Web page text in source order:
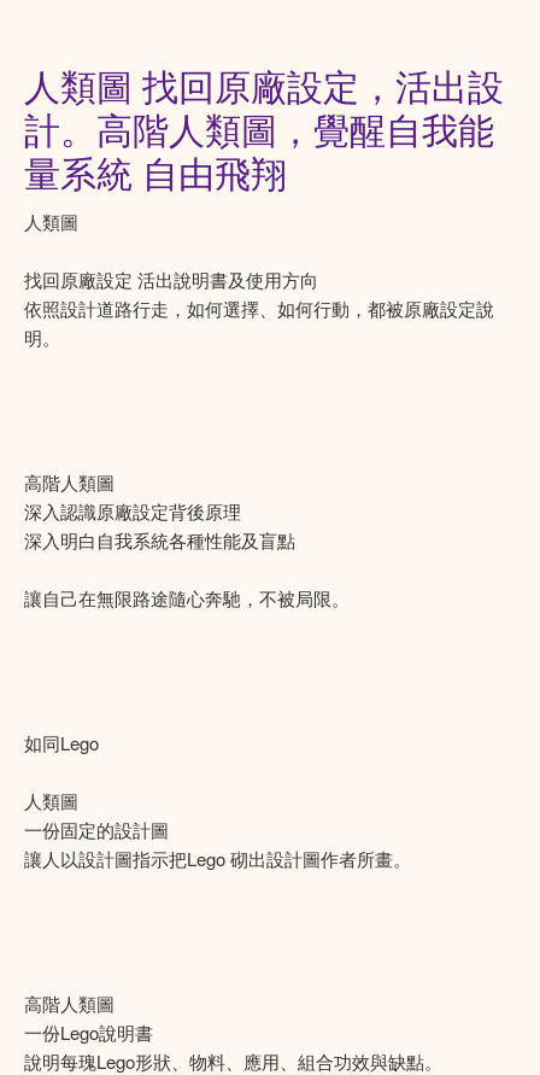
人類圖 找回原廠設定，活出設
計。高階人類圖，覺醒自我能
量系統 自由飛翔
人類圖
找回原廠設定 活出說明書及使用方向
依照設計道路行走，如何選擇、如何行動，都被原廠設定說
明。
高階人類圖
深入認識原廠設定背後原理
深入明白自我系統各種性能及盲點
讓自己在無限路途隨心奔馳，不被局限。
如同Lego
人類圖
一份固定的設計圖
讓人以設計圖指示把Lego 砌出設計圖作者所畫。
高階人類圖
一份Lego說明書
說明每瑰Lego形狀、物料、應用、組合功效與缺點。